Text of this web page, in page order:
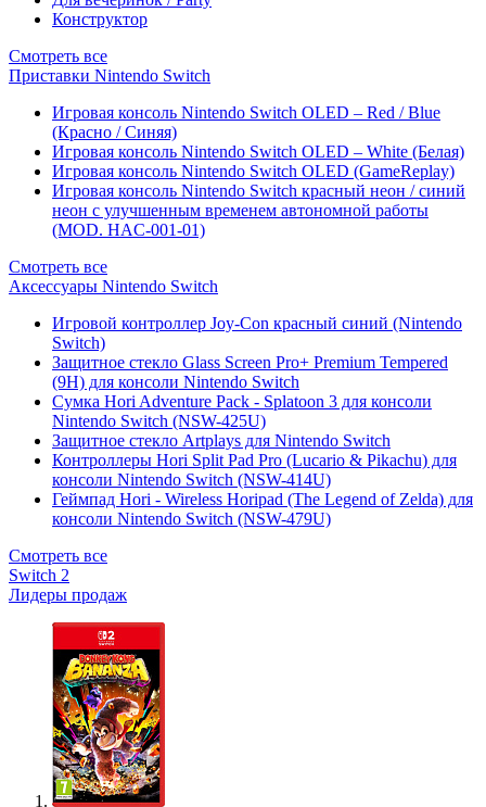
Конструктор
Смотреть все
Приставки Nintendo Switch
Игровая консоль Nintendo Switch OLED – Red / Blue
(Красно / Синяя)
Игровая консоль Nintendo Switch OLED – White (Белая)
Игровая консоль Nintendo Switch OLED (GameReplay)
Игровая консоль Nintendo Switch красный неон / синий
неон с улучшенным временем автономной работы
(MOD. HAC-001-01)
Смотреть все
Аксессуары Nintendo Switch
Игровой контроллер Joy-Con красный синий (Nintendo
Switch)
Защитное стекло Glass Screen Pro+ Premium Tempered
(9H) для консоли Nintendo Switch
Сумка Hori Adventure Pack - Splatoon 3 для консоли
Nintendo Switch (NSW-425U)
Защитное стекло Artplays для Nintendo Switch
Контроллеры Hori Split Pad Pro (Lucario & Pikachu) для
консоли Nintendo Switch (NSW-414U)
Геймпад Hori - Wireless Horipad (The Legend of Zelda) для
консоли Nintendo Switch (NSW-479U)
Смотреть все
Switch 2
Лидеры продаж